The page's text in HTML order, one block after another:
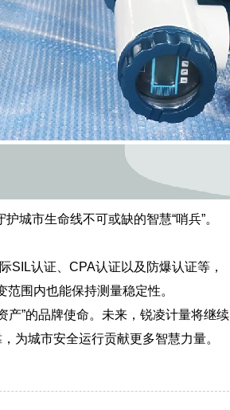
城市生命线不可或缺的智慧“哨兵”。
SIL认证、CPA认证以及防爆认证等，
围内也能保持测量稳定性。
产”的品牌使命。未来，锐凌计量将继续
为城市安全运行贡献更多智慧力量。